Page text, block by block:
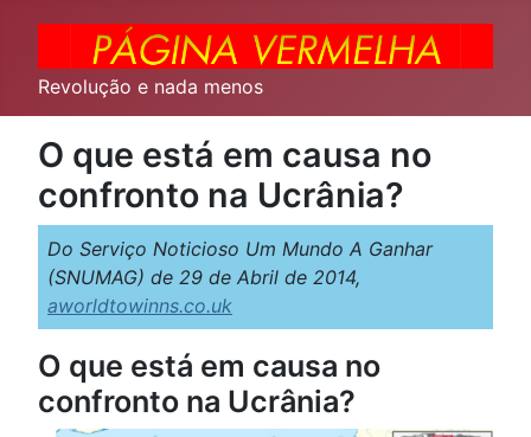
Revolução e nada menos
O que está em causa no
confronto na Ucrânia?
Do Serviço Noticioso Um Mundo A Ganhar
(SNUMAG) de 29 de Abril de 2014,
aworldtowinns.co.uk
O que está em causa no
confronto na Ucrânia?